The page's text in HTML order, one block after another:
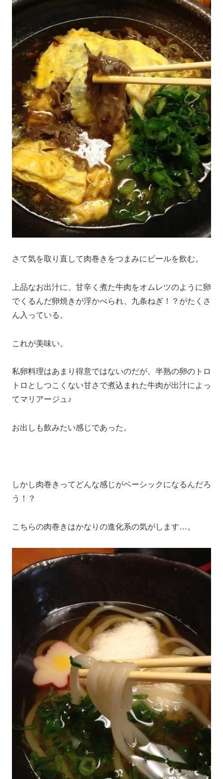
さて気を取り直して肉巻きをつまみにビールを飲む。
上品なお出汁に、甘辛く煮た牛肉をオムレツのように卵
でくるんだ卵焼きが浮かべられ、九条ねぎ！？がたくさ
ん入っている。
これが美味い。
私卵料理はあまり得意ではないのだが、半熟の卵のトロ
トロとしつこくない甘さで煮込まれた牛肉が出汁によっ
てマリアージュ♪
お出しも飲みたい感じであった。
しかし肉巻きってどんな感じがベーシックになるんだろ
う！？
こちらの肉巻きはかなりの進化系の気がします…。